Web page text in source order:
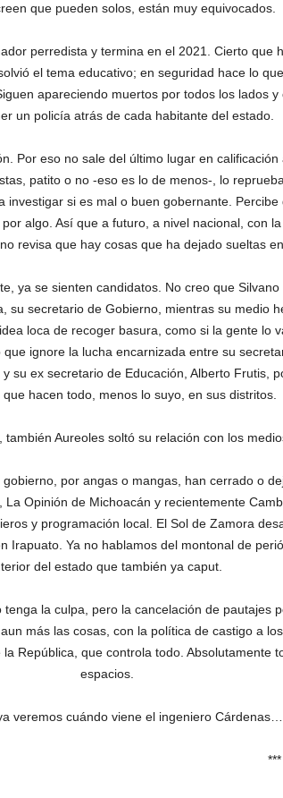
que pueden solos, están muy equivocados.
perredista y termina en el 2021. Cierto que
el tema educativo; en seguridad hace lo
apareciendo muertos por todos los lados
un policía atrás de cada habitante del estado.
Por eso no sale del último lugar en
patito o no -eso es lo de menos-, lo
investigar si es mal o buen gobernante. Percibe
algo. Así que a futuro, a nivel nacional, con
revisa que hay cosas que ha dejado sueltas
ya se sienten candidatos. No creo que
su secretario de Gobierno, mientras su medio
loca de recoger basura, como si la gente lo
que ignore la lucha encarnizada entre su
su ex secretario de Educación, Alberto Frutis,
hacen todo, menos lo suyo, en sus distritos.
también Aureoles soltó su relación con los
por angas o mangas, han cerrado o
Opinión de Michoacán y recientemente
y programación local. El Sol de Zamora
Irapuato. Ya no hablamos del montonal de
del estado que también ya caput.
tenga la culpa, pero la cancelación de pautajes
más las cosas, con la política de castigo a
República, que controla todo. Absolutamente
espacios.
veremos cuándo viene el ingeniero Cárdenas…